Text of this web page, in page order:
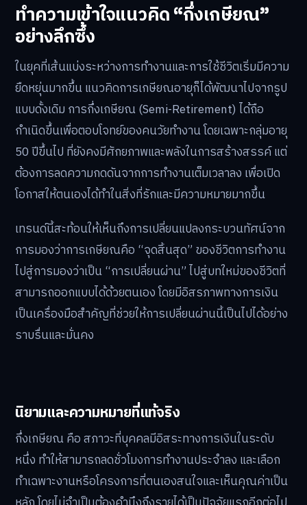
ทำความเข้าใจแนวคิด “กึ่งเกษียณ”
อย่างลึกซึ้ง
ในยุคที่เส้นแบ่งระหว่างการทำงานและการใช้ชีวิตเริ่มมีความ
ยืดหยุ่นมากขึ้น แนวคิดการเกษียณอายุก็ได้พัฒนาไปจากรูป
แบบดั้งเดิม การกึ่งเกษียณ (Semi-Retirement) ได้ถือ
กำเนิดขึ้นเพื่อตอบโจทย์ของคนวัยทำงาน โดยเฉพาะกลุ่มอายุ
50 ปีขึ้นไป ที่ยังคงมีศักยภาพและพลังในการสร้างสรรค์ แต่
ต้องการลดความกดดันจากการทำงานเต็มเวลาลง เพื่อเปิด
โอกาสให้ตนเองได้ทำในสิ่งที่รักและมีความหมายมากขึ้น
เทรนด์นี้สะท้อนให้เห็นถึงการเปลี่ยนแปลงกระบวนทัศน์จาก
การมองว่าการเกษียณคือ “จุดสิ้นสุด” ของชีวิตการทำงาน
ไปสู่การมองว่าเป็น “การเปลี่ยนผ่าน” ไปสู่บทใหม่ของชีวิตที่
สามารถออกแบบได้ด้วยตนเอง โดยมีอิสรภาพทางการเงิน
เป็นเครื่องมือสำคัญที่ช่วยให้การเปลี่ยนผ่านนี้เป็นไปได้อย่าง
ราบรื่นและมั่นคง
นิยามและความหมายที่แท้จริง
กึ่งเกษียณ คือ สภาวะที่บุคคลมีอิสระทางการเงินในระดับ
หนึ่ง ทำให้สามารถลดชั่วโมงการทำงานประจำลง และเลือก
ทำเฉพาะงานหรือโครงการที่ตนเองสนใจและเห็นคุณค่าเป็น